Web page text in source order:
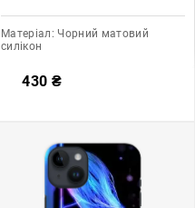
Матеріал: Чорний матовий
силікон
430 ₴